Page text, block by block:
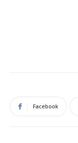
Facebook